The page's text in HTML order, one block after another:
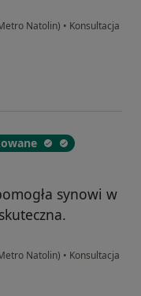
Natolin) • Konsultacja
synowi w
Natolin) • Konsultacja